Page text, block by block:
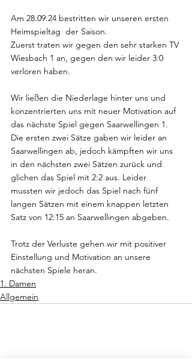
Am 28.09.24 bestritten wir unseren ersten
Heimspieltag  der Saison.
Zuerst traten wir gegen den sehr starken TV
Wiesbach 1 an, gegen den wir leider 3:0
verloren haben.
Wir ließen die Niederlage hinter uns und
konzentrierten uns mit neuer Motivation auf
das nächste Spiel gegen Saarwellingen 1.
Die ersten zwei Sätze gaben wir leider an
Saarwellingen ab, jedoch kämpften wir uns
in den nächsten zwei Sätzen zurück und
glichen das Spiel mit 2:2 aus. Leider
mussten wir jedoch das Spiel nach fünf
langen Sätzen mit einem knappen letzten
Satz von 12:15 an Saarwellingen abgeben.
Trotz der Verluste gehen wir mit positiver
Einstellung und Motivation an unsere
nächsten Spiele heran.
1. Damen
Allgemein